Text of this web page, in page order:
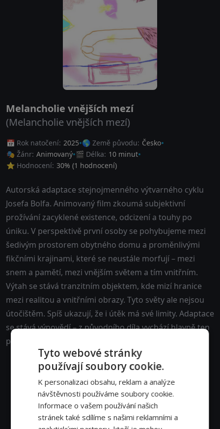
Melancholie vnějších mezí
(Melancholie vnějších mezí)
📅 Rok natočení: 2025 🌎 Země původu: Česko
🎭 Žánr: Animovaný 🎬 Délka: 10 minut
⭐ Hodnocení: 30% (1 hodnocení)
Autorská adaptace stejnojmenného výtvarného cyklu
Josefa Bolfa. Animovaný film zkoumá subjektivní
prožívání zacyklené existence, odcizení a touhy po
úniku. V perspektivě první osoby se pohybujeme mezi
šedivým prostorem obytného domu a proměnlivými
fikčními krajinami, které se neustále morfují – mezi
snem a pamětí, mezi vnějším světem a tím vnitřním.
Výtah se stává tranzitním objektem, kde mizí hranice
mezi realitou a vnitřními obrazy. Tyto světy ale nejsou
útočištěm. Spíš ukazují, že i útěk má své limity. Adaptace
se stává výpovědí – z původního díla vychází hlavně ten
prostor pro introspektivní a autorsky svébytný jazyk.
Tyto webové stránky
používají soubory cookie.
K personalizaci obsahu, reklam a analýze
návštěvnosti používáme soubory cookie.
Informace o vašem používání našich
stránek také sdílíme s našimi reklamními a